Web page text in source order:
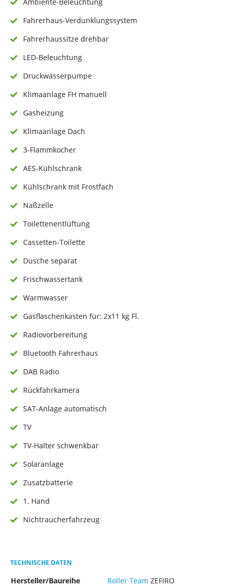
Fahrerhaus-Verdunklungssystem
Fahrerhaussitze drehbar
LED-Beleuchtung
Druckwasserpumpe
Klimaanlage FH manuell
Gasheizung
Klimaanlage Dach
3-Flammkocher
AES-Kühlschrank
Kühlschrank mit Frostfach
Naßzelle
Toilettenentlüftung
Cassetten-Toilette
Dusche separat
Frischwassertank
Warmwasser
Gasflaschenkasten für: 2x11 kg Fl.
Radiovorbereitung
Bluetooth Fahrerhaus
DAB Radio
Rückfahrkamera
SAT-Anlage automatisch
TV
TV-Halter schwenkbar
Solaranlage
Zusatzbatterie
1. Hand
Nichtraucherfahrzeug
TECHNISCHE DATEN
Hersteller/Baureihe Roller Team ZEFIRO